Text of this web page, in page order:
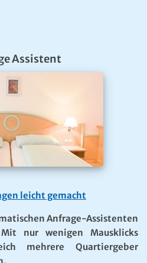
Assistent
leicht gemacht
Anfrage-Assistenten
nur wenigen Mausklicks
mehrere Quartiergeber